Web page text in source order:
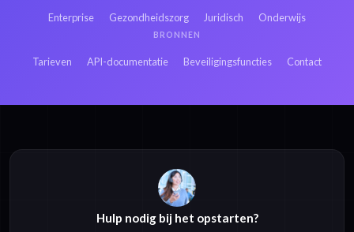
Enterprise Gezondheidszorg Juridisch Onderwijs
BRONNEN
Tarieven API-documentatie Beveiligingsfuncties Contact
Hulp nodig bij het opstarten?